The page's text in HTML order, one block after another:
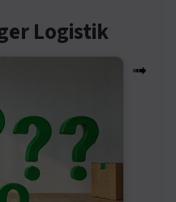
Logistik
➟